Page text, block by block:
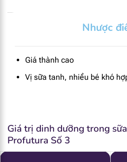
Nhược
Giá thành cao
Vị sữa tanh, nhiều bé khó
Giá trị dinh dưỡng trong
Profutura Số 3